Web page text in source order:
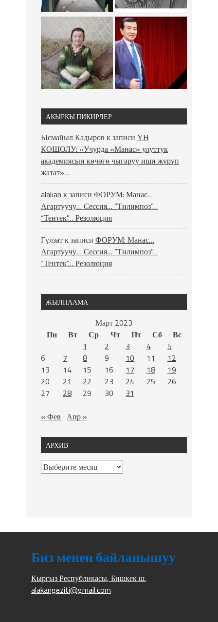
АКЫРКЫ ПИКИРЛЕР
Ысмайыл Кадыров к записи ҮН
КОШОЛУ: «Учурда «Манас» улуттук
академиясын көчөгө чыгаруу иши жүрүп
жатат»…
alakan к записи ФОРУМ: Манас…
Агартуучу… Сессия… “Тилимпоз”…
“Тентек”… Резолюция
Гүлзатк записи ФОРУМ: Манас…
Агартуучу… Сессия… “Тилимпоз”…
“Тентек”… Резолюция
ЖЫЛНААМА
Март 2023
Пн
Вт Ср Чт Пт Сб
Вс
1
2 3 4
5
6
7 8 9 10 11
12
13
14 15 16 17 18
19
20
21 22 23 24 25
26
27
28 29 30
31
« Фев Апр »
АРХИВ
Биз менен байланышуу
Кыргыз Республикасы, Бишкек ш.
alakangeziti@gmail.com